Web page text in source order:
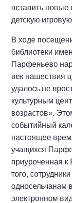
вставить новые
детскую
В ходе
библиотеки
Парфеньево
век нашествия
удалось не
культурным
возрастов».
событийный
настоящее
учащихся
приуроченная
того,
односельчанам
электронном